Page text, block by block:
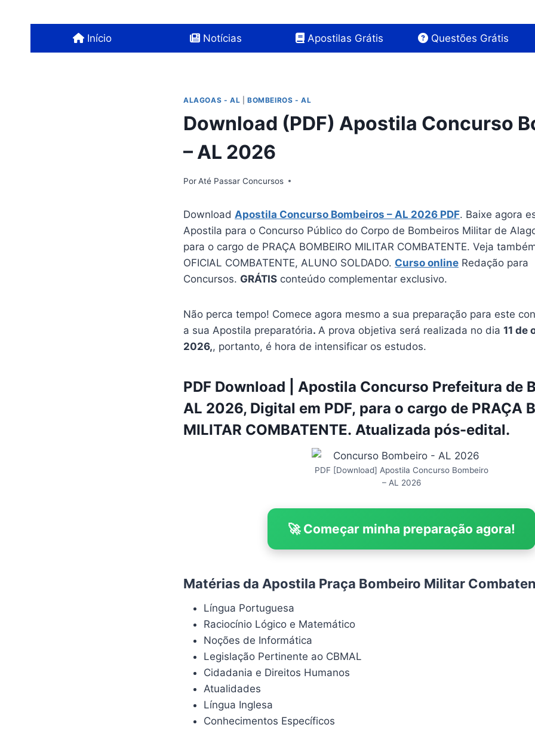
Conteúdo
Início Notícias Apostilas Grátis Questões Grátis
ALAGOAS - AL BOMBEIROS - AL
Download (PDF) Apostila Concurso
– AL 2026
PorAté Passar Concursos
Download Apostila Concurso Bombeiros – AL 2026 PDF. Baixe agora
Apostila para o Concurso Público do Corpo de Bombeiros Militar de
para o cargo de PRAÇA BOMBEIRO MILITAR COMBATENTE. Veja
OFICIAL COMBATENTE, ALUNO SOLDADO. Curso online Redação para
Concursos. GRÁTIS conteúdo complementar exclusivo.
Não perca tempo! Comece agora mesmo a sua preparação para este
a sua Apostila preparatória. A prova objetiva será realizada no dia 11 de
2026,, portanto, é hora de intensificar os estudos.
PDF Download | Apostila Concurso Prefeitura de
AL 2026, Digital em PDF, para o cargo de PRAÇA
MILITAR COMBATENTE. Atualizada pós-edital.
PDF [Download] Apostila Concurso Bombeiro
– AL 2026
🚀 Começar minha preparação agora!
Matérias da Apostila Praça Bombeiro Militar
Língua Portuguesa
Raciocínio Lógico e Matemático
Noções de Informática
Legislação Pertinente ao CBMAL
Cidadania e Direitos Humanos
Atualidades
Língua Inglesa
Conhecimentos Específicos